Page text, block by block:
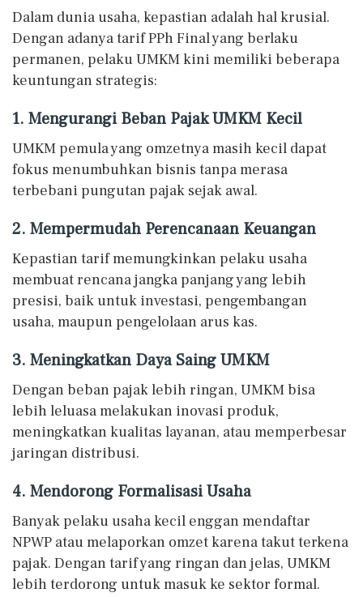
Dalam dunia usaha, kepastian adalah hal krusial.
Dengan adanya tarif PPh Final yang berlaku
permanen, pelaku UMKM kini memiliki beberapa
keuntungan strategis:
1. Mengurangi Beban Pajak UMKM Kecil
UMKM pemula yang omzetnya masih kecil dapat
fokus menumbuhkan bisnis tanpa merasa
terbebani pungutan pajak sejak awal.
2. Mempermudah Perencanaan Keuangan
Kepastian tarif memungkinkan pelaku usaha
membuat rencana jangka panjang yang lebih
presisi, baik untuk investasi, pengembangan
usaha, maupun pengelolaan arus kas.
3. Meningkatkan Daya Saing UMKM
Dengan beban pajak lebih ringan, UMKM bisa
lebih leluasa melakukan inovasi produk,
meningkatkan kualitas layanan, atau memperbesar
jaringan distribusi.
4. Mendorong Formalisasi Usaha
Banyak pelaku usaha kecil enggan mendaftar
NPWP atau melaporkan omzet karena takut terkena
pajak. Dengan tarif yang ringan dan jelas, UMKM
lebih terdorong untuk masuk ke sektor formal.